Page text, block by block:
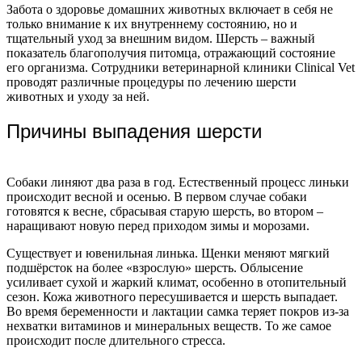
Забота о здоровье домашних животных включает в себя не
только внимание к их внутреннему состоянию, но и
тщательный уход за внешним видом. Шерсть – важный
показатель благополучия питомца, отражающий состояние
его организма. Сотрудники ветеринарной клиники Clinical Vet
проводят различные процедуры по лечению шерсти
животных и уходу за ней.
Причины выпадения шерсти
Собаки линяют два раза в год. Естественный процесс линьки
происходит весной и осенью. В первом случае собаки
готовятся к весне, сбрасывая старую шерсть, во втором –
наращивают новую перед приходом зимы и морозами.
Существует и ювенильная линька. Щенки меняют мягкий
подшёрсток на более «взрослую» шерсть. Облысение
усиливает сухой и жаркий климат, особенно в отопительный
сезон. Кожа животного пересушивается и шерсть выпадает.
Во время беременности и лактации самка теряет покров из-за
нехватки витаминов и минеральных веществ. То же самое
происходит после длительного стресса.